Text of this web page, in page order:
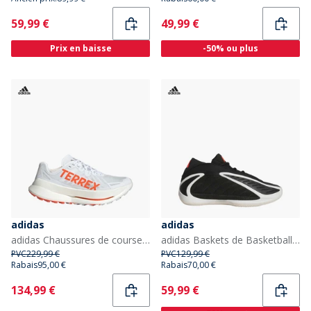
Current
59,99 €
Prix en baisse
Current
49,99 €
-50% ou plus
adidas
adidas Chaussures de course de sentier Terrex Agravic Speed Ultra Homme Cloud White/Impact Orange/Dash Grey
PVC229,99 €
Rabais95,00 €
Current
134,99 €
adidas
adidas Baskets de Basketball Homme Anthony Edwards 2 Core Black/Zero Metalic/Lucid Red
PVC129,99 €
Rabais70,00 €
Current
59,99 €